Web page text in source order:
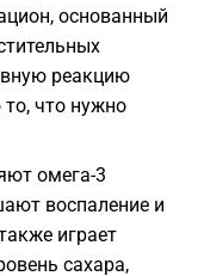
основанный
реакцию
что нужно
омега-3
воспаление и
играет
сахара,